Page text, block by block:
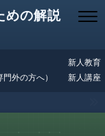
めの解説
外の方へ）
新人教育
新人講座